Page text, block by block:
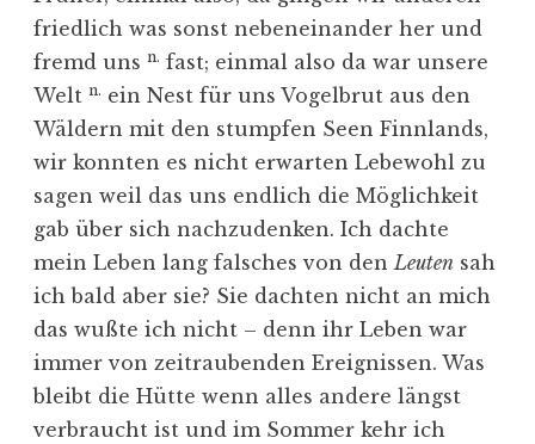
friedlich was sonst nebeneinander her und
fremd uns n. fast; einmal also da war unsere
Welt n. ein Nest für uns Vogelbrut aus den
Wäldern mit den stumpfen Seen Finnlands,
wir konnten es nicht erwarten Lebewohl zu
sagen weil das uns endlich die Möglichkeit
gab über sich nachzudenken. Ich dachte
mein Leben lang falsches von denLeuten sah
ich bald aber sie? Sie dachten nicht an mich
das wußte ich nicht – denn ihr Leben war
immer von zeitraubenden Ereignissen. Was
bleibt die Hütte wenn alles andere längst
verbraucht ist und im Sommer kehr ich